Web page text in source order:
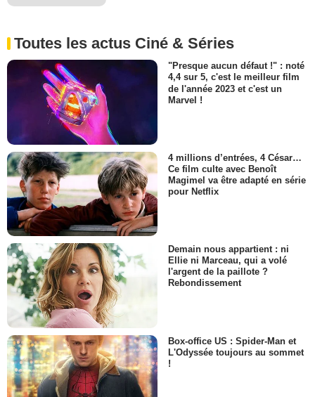
Toutes les actus Ciné & Séries
"Presque aucun défaut !" : noté
4,4 sur 5, c'est le meilleur film
de l'année 2023 et c'est un
Marvel !
4 millions d’entrées, 4 César…
Ce film culte avec Benoît
Magimel va être adapté en série
pour Netflix
Demain nous appartient : ni
Ellie ni Marceau, qui a volé
l'argent de la paillote ?
Rebondissement
Box-office US : Spider-Man et
L'Odyssée toujours au sommet
!